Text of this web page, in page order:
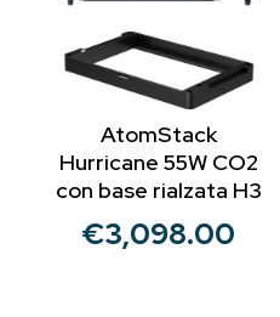
AtomStack
Hurricane 55W CO2
con base rialzata H3
€3,098.00